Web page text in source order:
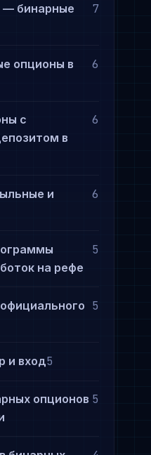
— бинарные
7
опционы в
6
с
в
6
и
6
на рефе
5
5
и вход5
опционов 5